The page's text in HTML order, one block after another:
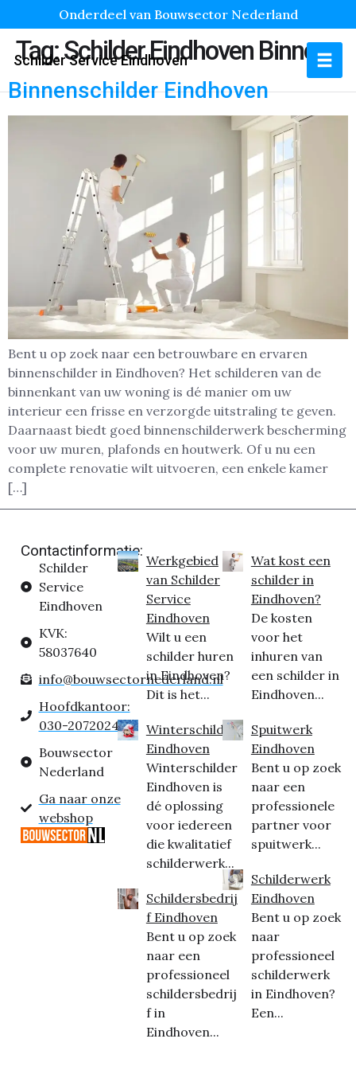
Onderdeel van Bouwsector Nederland
Schilder Service Eindhoven
Tag:Schilder Eindhoven Binnen
Binnenschilder Eindhoven
Bent u op zoek naar een betrouwbare en ervaren
binnenschilder in Eindhoven? Het schilderen van de
binnenkant van uw woning is dé manier om uw
interieur een frisse en verzorgde uitstraling te geven.
Daarnaast biedt goed binnenschilderwerk bescherming
voor uw muren, plafonds en houtwerk. Of u nu een
complete renovatie wilt uitvoeren, een enkele kamer
[…]
Contactinformatie:
Schilder
Service
Eindhoven
KVK:
58037640
info@bouwsectornederland.nl
Hoofdkantoor:
030-2072024
Bouwsector
Nederland
Ga naar onze
webshop
Werkgebied
van Schilder
Service
Eindhoven
Wilt u een
schilder huren
in Eindhoven?
Dit is het...
Winterschilder
Eindhoven
Winterschilder
Eindhoven is
dé oplossing
voor iedereen
die kwalitatief
schilderwerk...
Schildersbedrij
f Eindhoven
Bent u op zoek
naar een
professioneel
schildersbedrij
f in
Eindhoven...
Wat kost een
schilder in
Eindhoven?
De kosten
voor het
inhuren van
een schilder in
Eindhoven...
Spuitwerk
Eindhoven
Bent u op zoek
naar een
professionele
partner voor
spuitwerk...
Schilderwerk
Eindhoven
Bent u op zoek
naar
professioneel
schilderwerk
in Eindhoven?
Een...